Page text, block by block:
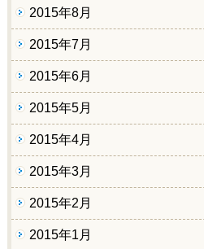
2015年8月
2015年7月
2015年6月
2015年5月
2015年4月
2015年3月
2015年2月
2015年1月